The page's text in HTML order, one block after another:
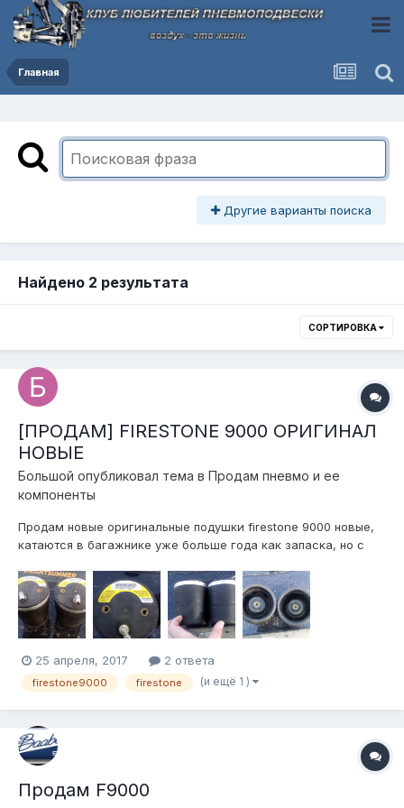
Главная
Другие варианты поиска
Найдено 2 результата
СОРТИРОВКА
[ПРОДАМ] FIRESTONE 9000 ОРИГИНАЛ
НОВЫЕ
Большой опубликовал тема в Продам пневмо и ее
компоненты
Продам новые оригинальные подушки firestone 9000 новые,
катаются в багажнике уже больше года как запаска, но с
на машине 25000км и дальше будут ездит ьа эти решил
продать за не надобностью... одна новая не ставилась,
вторая с пробегом 50к...
25 апреля, 2017 2 ответа
firestone9000 firestone (и ещё 1 )
Продам F9000